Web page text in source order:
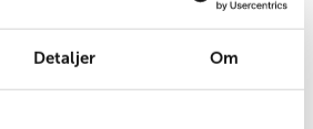
Detaljer Om